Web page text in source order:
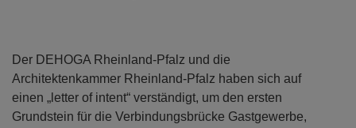
Der DEHOGA Rheinland-Pfalz und die
Architektenkammer Rheinland-Pfalz haben sich auf
einen „letter of intent“ verständigt, um den ersten
Grundstein für die Verbindungsbrücke Gastgewerbe,